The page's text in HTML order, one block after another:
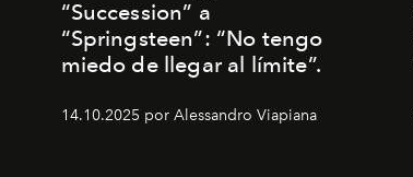
“Succession” a
“Springsteen”: “No tengo
miedo de llegar al límite”.
14.10.2025 por Alessandro Viapiana